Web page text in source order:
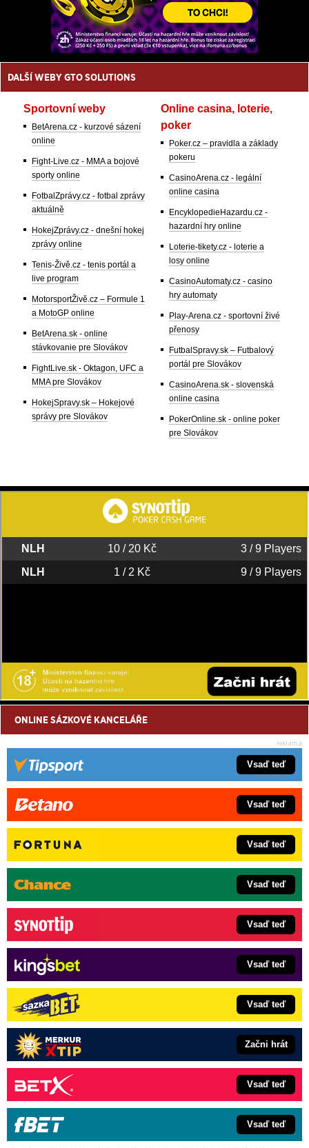
DALŠÍ WEBY GTO SOLUTIONS
Sportovní weby
BetArena.cz - kurzové sázení
online
Fight-Live.cz - MMA a bojové
sporty online
FotbalZprávy.cz - fotbal zprávy
aktuálně
HokejZprávy.cz - dnešní hokej
zprávy online
Tenis-Živě.cz - tenis portál a
live program
MotorsportŽivě.cz – Formule 1
a MotoGP online
BetArena.sk - online
stávkovanie pre Slovákov
FightLive.sk - Oktagon, UFC a
MMA pre Slovákov
HokejSpravy.sk – Hokejové
správy pre Slovákov
Online casina, loterie,
poker
Poker.cz – pravidla a základy
pokeru
CasinoArena.cz - legální
online casina
EncyklopedieHazardu.cz -
hazardní hry online
Loterie-tikety.cz - loterie a
losy online
CasinoAutomaty.cz - casino
hry automaty
Play-Arena.cz - sportovní živé
přenosy
FutbalSpravy.sk – Futbalový
portál pre Slovákov
CasinoArena.sk - slovenská
online casina
PokerOnline.sk - online poker
pre Slovákov
ONLINE SÁZKOVÉ KANCELÁŘE
Vsaď teď
Vsaď teď
Vsaď teď
Vsaď teď
Vsaď teď
Vsaď teď
Vsaď teď
Začni hrát
Vsaď teď
Vsaď teď